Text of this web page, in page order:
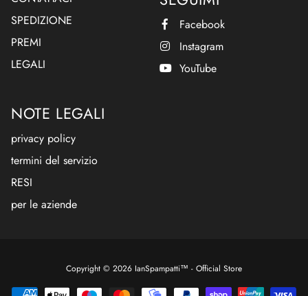
SPEDIZIONE
PREMI
LEGALI
Facebook
Instagram
YouTube
NOTE LEGALI
privacy policy
termini del servizio
RESI
per le aziende
Copyright © 2026 IanSpampatti™ - Official Store
Theme Debutify